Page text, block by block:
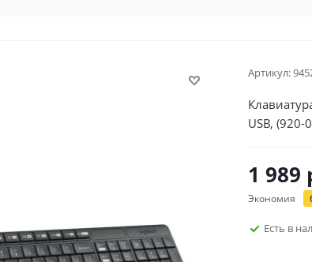
Артикул:
USB,
1 989
Экономия
Есть в